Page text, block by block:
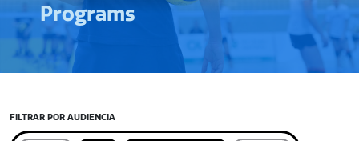
Programs
FILTRAR POR AUDIENCIA